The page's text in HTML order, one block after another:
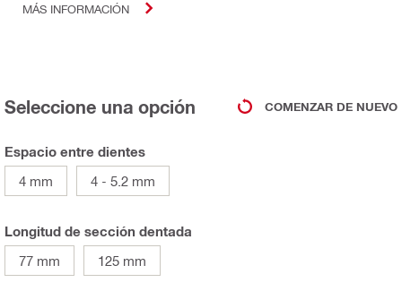
MÁS INFORMACIÓN
Seleccione una opción COMENZAR DE NUEVO
Espacio entre dientes
4 mm
4 - 5.2 mm
Longitud de sección dentada
77 mm
125 mm